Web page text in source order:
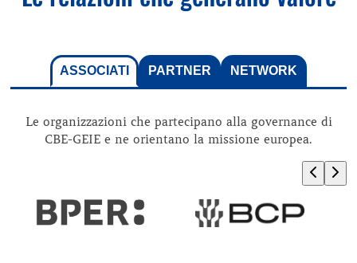
ASSOCIATI PARTNER NETWORK
Le organizzazioni che partecipano alla governance di
CBE-GEIE e ne orientano la missione europea.